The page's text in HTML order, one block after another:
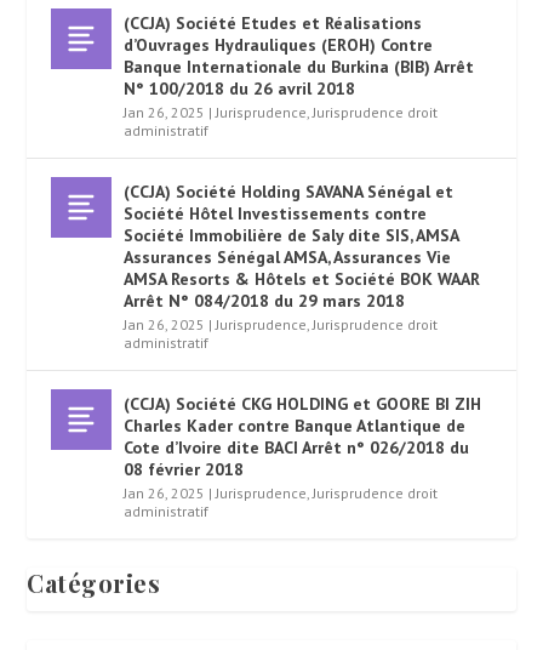
(CCJA) Société Etudes et Réalisations
d’Ouvrages Hydrauliques (EROH) Contre
Banque Internationale du Burkina (BIB) Arrêt
N° 100/2018 du 26 avril 2018
Jan 26, 2025 |Jurisprudence,Jurisprudence droit
administratif
(CCJA) Société Holding SAVANA Sénégal et
Société Hôtel Investissements contre
Société Immobilière de Saly dite SIS, AMSA
Assurances Sénégal AMSA, Assurances Vie
AMSA Resorts & Hôtels et Société BOK WAAR
Arrêt N° 084/2018 du 29 mars 2018
Jan 26, 2025 |Jurisprudence,Jurisprudence droit
administratif
(CCJA) Société CKG HOLDING et GOORE BI ZIH
Charles Kader contre Banque Atlantique de
Cote d’Ivoire dite BACI Arrêt n° 026/2018 du
08 février 2018
Jan 26, 2025 |Jurisprudence,Jurisprudence droit
administratif
Catégories